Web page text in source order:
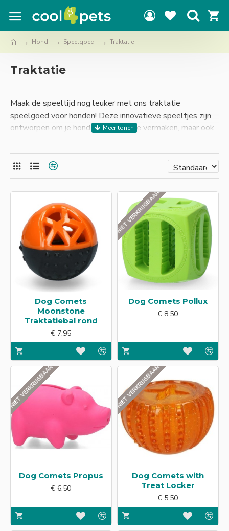
Hond Speelgoed Traktatie
Traktatie
Maak de speeltijd nog leuker met ons traktatie
speelgoed voor honden! Deze innovatieve speeltjes zijn
ontworpen om je hond niet alleen te vermaken, maar ook
met zijn favoriete traktaties of snacks en kijk hoe je
viervoeter zich uitermate vermaakt terwijl hij werkt voor
zijn beloning.
Ons traktatie speelgoed helpt niet alleen bij het
bevredigen van de kauwbehoefte van je hond, maar
stimuleert ook zijn geestelijke vaardigheden. Het zorgt
voor mentale uitdaging, waardoor je hond actief blijft, en
voorkomt verveling.
Dog Comets
Moonstone
Traktatiebal rond
€ 7,95
NIET VERKRIJGBAAR
Dog Comets Pollux
€ 8,50
NIET VERKRIJGBAAR
Dog Comets Propus
€ 6,50
NIET VERKRIJGBAAR
Dog Comets with
Treat Locker
€ 5,50